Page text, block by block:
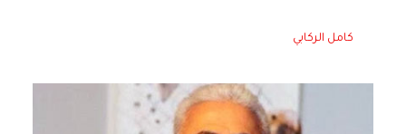
كامل الركابي